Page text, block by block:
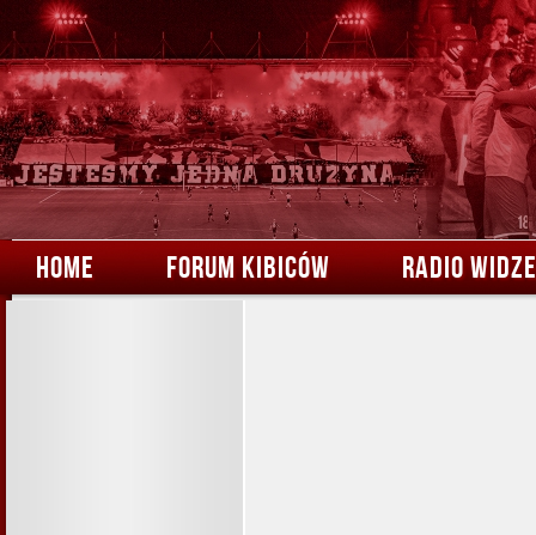
HOME FORUM KIBICÓW RADIO